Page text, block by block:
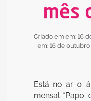
mês
Criado em em: 16
em: 16 de
Está no ar o
mensal “Papo